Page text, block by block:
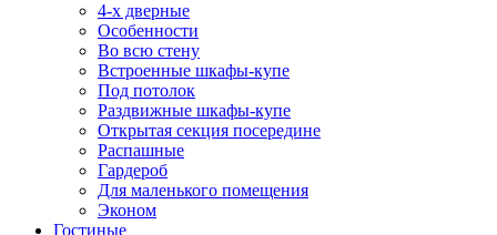
4-х дверные
Особенности
Во всю стену
Встроенные шкафы-купе
Под потолок
Раздвижные шкафы-купе
Открытая секция посередине
Распашные
Гардероб
Для маленького помещения
Эконом
Гостиные